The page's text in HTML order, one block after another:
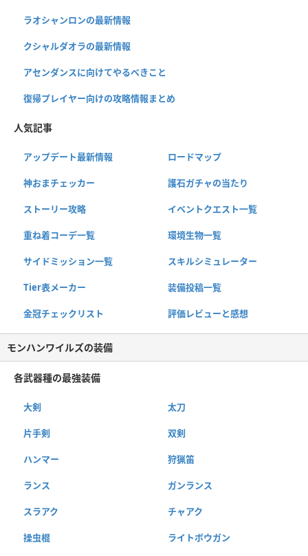
ラオシャンロンの最新情報
クシャルダオラの最新情報
アセンダンスに向けてやるべきこと
復帰プレイヤー向けの攻略情報まとめ
人気記事
アップデート最新情報 ロードマップ
神おまチェッカー 護石ガチャの当たり
ストーリー攻略 イベントクエスト一覧
重ね着コーデ一覧 環境生物一覧
サイドミッション一覧 スキルシミュレーター
Tier表メーカー 装備投稿一覧
金冠チェックリスト 評価レビューと感想
モンハンワイルズの装備
各武器種の最強装備
大剣 太刀
片手剣 双剣
ハンマー 狩猟笛
ランス ガンランス
スラアク チャアク
操虫棍 ライトボウガン